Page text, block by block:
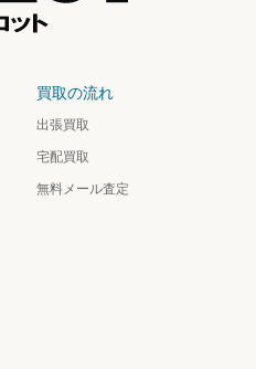
買取の流れ
出張買取
宅配買取
無料メール査定